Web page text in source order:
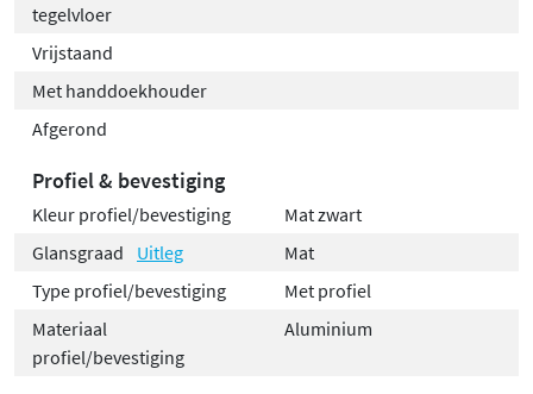
tegelvloer
Vrijstaand
Met handdoekhouder
Afgerond
Profiel & bevestiging
Kleur profiel/bevestiging
Mat zwart
Glansgraad
Uitleg
Mat
Type profiel/bevestiging
Met profiel
Materiaal
profiel/bevestiging
Aluminium